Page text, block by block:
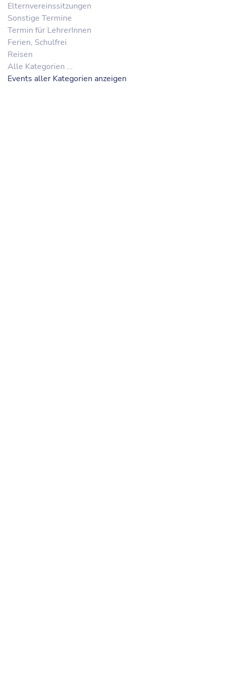
Elternvereinssitzungen
Sonstige Termine
Termin für LehrerInnen
Ferien, Schulfrei
Reisen
Alle Kategorien ...
Events aller Kategorien anzeigen